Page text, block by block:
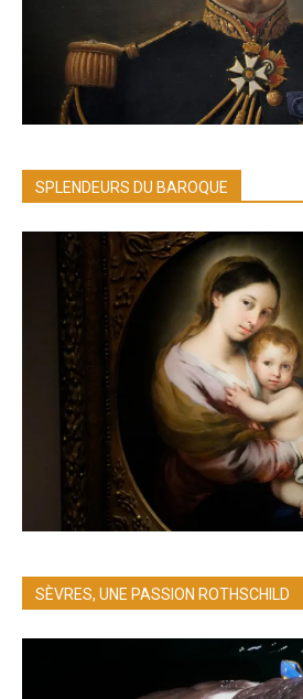
SPLENDEURS DU BAROQUE
SÈVRES, UNE PASSION ROTHSCHILD